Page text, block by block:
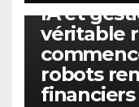
IA et
véritable
robots
financiers